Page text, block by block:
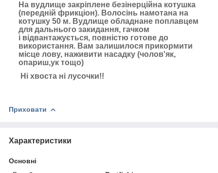
На вудлище закріплене безінерційна котушка
(передній фрикціон). Волосінь намотана на
котушку 50 м. Вудлище обладнане поплавцем
для дальнього закидання, гачком
і відвантажується, повністю готове до
використання. Вам залишилося прикормити
місце лову, наживити насадку (чолов'як,
опариш,ук тощо)
Ні хвоста ні лусочки!!
Приховати
Характеристики
Основні